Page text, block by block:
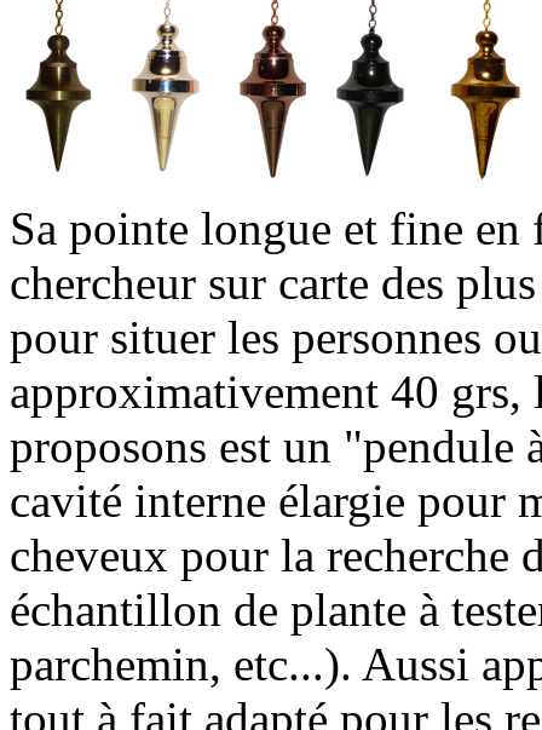
Sa pointe longue et fine
chercheur sur carte des
pour situer les personnes
approximativement 40 grs,
proposons est un "pendule
cavité interne élargie pour
cheveux pour la recherche
échantillon de plante à
parchemin, etc...). Aussi
tout à fait adapté pour les